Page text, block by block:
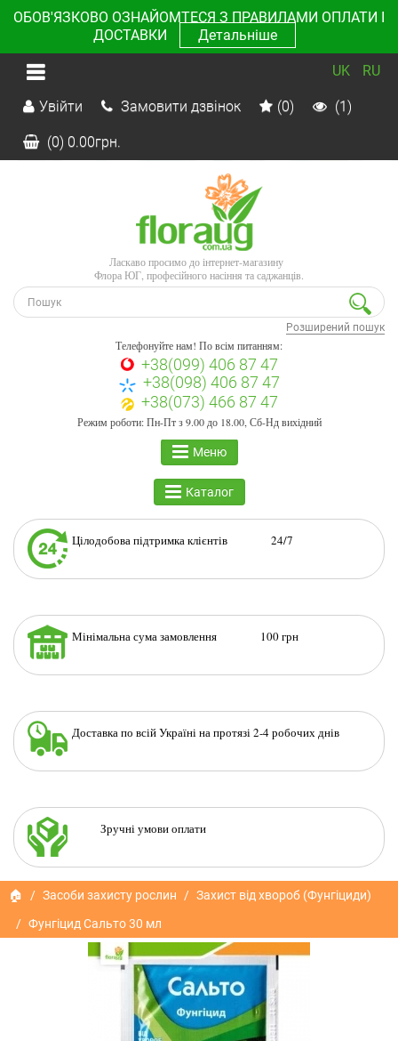
ОБОВ'ЯЗКОВО ОЗНАЙОМТЕСЯ З ПРАВИЛАМИ ОПЛАТИ І
ДОСТАВКИ
Детальніше
UK RU
Увійти Замовити дзвінок (0) (1)
(0) 0.00грн.
Ласкаво просимо до інтернет-магазину
Флора ЮГ, професійного насіння та саджанців.
Розширений пошук
Телефонуйте нам! По всім питанням:
+38(099) 406 87 47
+38(098) 406 87 47
+38(073) 466 87 47
Режим роботи: Пн-Пт з 9.00 до 18.00, Сб-Нд вихідний
Меню
Каталог
Цілодобова підтримка клієнтів 24/7
Мінімальна сума замовлення 100 грн
Доставка по всій Україні на протязі 2-4 робочих днів
Зручні умови оплати
🏠 Засоби захисту рослин
Захист від хвороб (Фунгіциди)
Фунгіцид Сальто 30 мл